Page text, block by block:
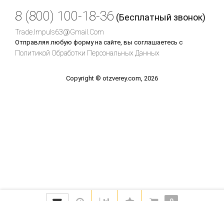
8 (800) 100-18-36 (Бесплатный звонок)
Trade.impuls63@gmail.com
Отправляя любую форму на сайте, вы соглашаетесь с
Политикой Обработки Персональных Данных
Copyright © otzverey.com, 2026